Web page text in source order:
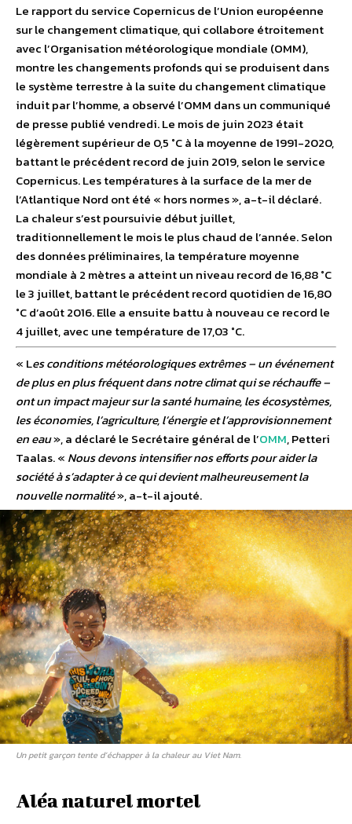
Le rapport du service Copernicus de l’Union européenne
sur le changement climatique, qui collabore étroitement
avec l’Organisation météorologique mondiale (OMM),
montre les changements profonds qui se produisent dans
le système terrestre à la suite du changement climatique
induit par l’homme, a observé l’OMM dans un communiqué
de presse publié vendredi. Le mois de juin 2023 était
légèrement supérieur de 0,5 °C à la moyenne de 1991-2020,
battant le précédent record de juin 2019, selon le service
Copernicus. Les températures à la surface de la mer de
l’Atlantique Nord ont été « hors normes », a-t-il déclaré.
La chaleur s’est poursuivie début juillet,
traditionnellement le mois le plus chaud de l’année. Selon
des données préliminaires, la température moyenne
mondiale à 2 mètres a atteint un niveau record de 16,88 °C
le 3 juillet, battant le précédent record quotidien de 16,80
°C d’août 2016. Elle a ensuite battu à nouveau ce record le
4 juillet, avec une température de 17,03 °C.
« Les conditions météorologiques extrêmes – un événement
de plus en plus fréquent dans notre climat qui se réchauffe –
ont un impact majeur sur la santé humaine, les écosystèmes,
les économies, l’agriculture, l’énergie et l’approvisionnement
en eau», a déclaré le Secrétaire général de l’OMM, Petteri
Taalas. « Nous devons intensifier nos efforts pour aider la
société à s’adapter à ce qui devient malheureusement la
nouvelle normalité», a-t-il ajouté.
Un petit garçon tente d’échapper à la chaleur au Viet Nam.
Aléa naturel mortel